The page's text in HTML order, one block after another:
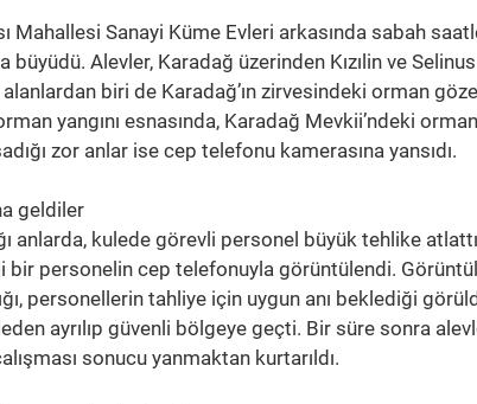
Mahallesi Sanayi Küme Evleri arkasında sabah
büyüdü. Alevler, Karadağ üzerinden Kızılin ve
biri de Karadağ’ın zirvesindeki orman
yangını esnasında, Karadağ Mevkii’ndeki
zor anlar ise cep telefonu kamerasına yansıdı.
geldiler
anlarda, kulede görevli personel büyük tehlike
bir personelin cep telefonuyla görüntülendi.
personellerin tahliye için uygun anı beklediği
ayrılıp güvenli bölgeye geçti. Bir süre sonra
sonucu yanmaktan kurtarıldı.